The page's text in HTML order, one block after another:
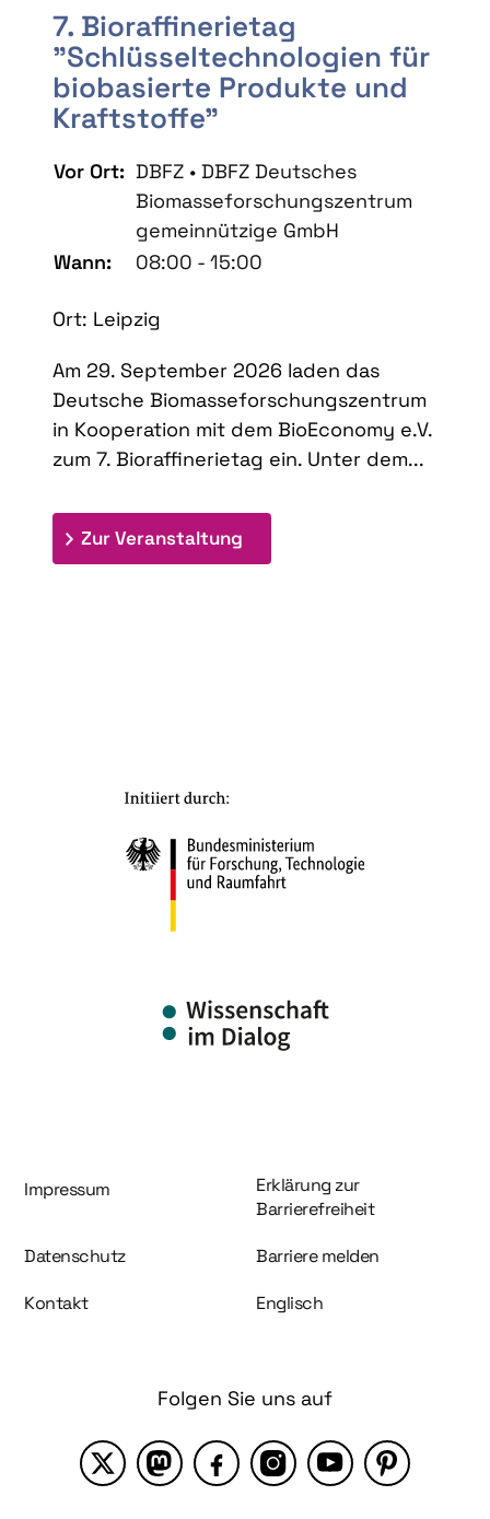
7. Bioraffinerietag
"Schlüsseltechnologien für
biobasierte Produkte und
Kraftstoffe"
Vor Ort: DBFZ • DBFZ Deutsches
Biomasseforschungszentrum
gemeinnützige GmbH
Wann:
08:00 - 15:00
Ort: Leipzig
Am 29. September 2026 laden das
Deutsche Biomasseforschungszentrum
in Kooperation mit dem BioEconomy e.V.
zum 7. Bioraffinerietag ein. Unter dem...
Zur Veranstaltung
Information und Service
Impressum
Erklärung zur
Barrierefreiheit
Datenschutz Barriere melden
Kontakt Englisch
Folgen Sie uns auf